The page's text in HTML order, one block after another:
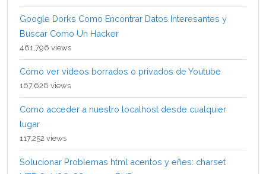
Google Dorks Como Encontrar Datos Interesantes y
Buscar Como Un Hacker
461,796 views
Cómo ver videos borrados o privados de Youtube
167,628 views
Como acceder a nuestro localhost desde cualquier
lugar
117,252 views
Solucionar Problemas html acentos y eñes: charset